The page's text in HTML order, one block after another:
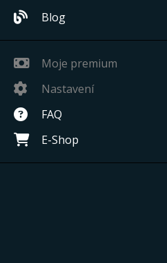
Blog
Moje premium
Nastavení
FAQ
E-Shop